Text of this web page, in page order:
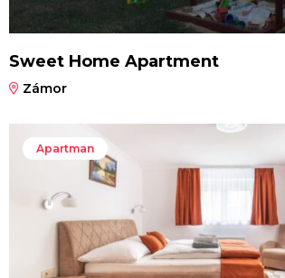
Sweet Home Apartment
Zámor
Apartman